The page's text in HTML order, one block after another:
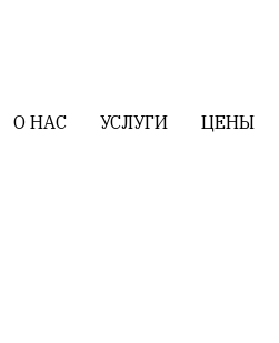
О НАС УСЛУГИ ЦЕНЫ